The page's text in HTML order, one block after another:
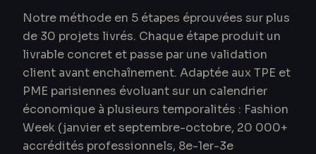
Notre méthode en 5 étapes éprouvées sur plus
de 30 projets livrés. Chaque étape produit un
livrable concret et passe par une validation
client avant enchaînement. Adaptée aux TPE et
PME parisiennes évoluant sur un calendrier
économique à plusieurs temporalités : Fashion
Week (janvier et septembre-octobre, 20 000+
accrédités professionnels, 8e-1er-3e